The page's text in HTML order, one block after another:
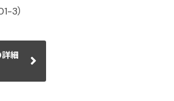
3）
詳細